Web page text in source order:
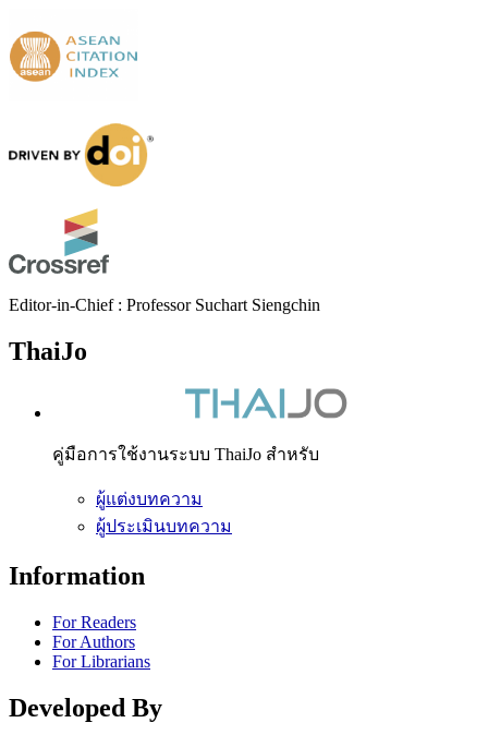
Editor-in-Chief : Professor Suchart Siengchin
ThaiJo
คู่มือการใช้งานระบบ ThaiJo สำหรับ
ผู้แต่งบทความ
ผู้ประเมินบทความ
Information
For Readers
For Authors
For Librarians
Developed By